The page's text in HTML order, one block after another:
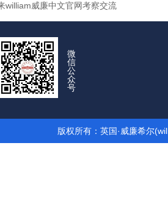
william威廉中文官网考察交流
微
信
公
众
号
版权所有：英国·威廉希尔